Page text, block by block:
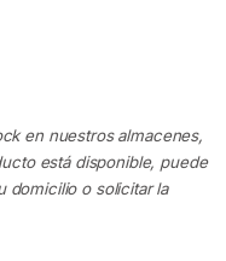
en nuestros almacenes,
está disponible, puede
domicilio o solicitar la